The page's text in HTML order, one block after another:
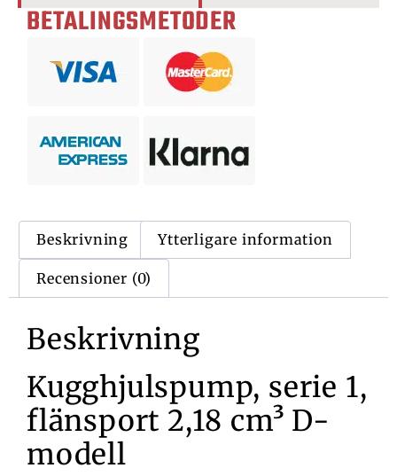
BETALINGSMETODER
Beskrivning Ytterligare information
Recensioner (0)
Beskrivning
Kugghjulspump, serie 1,
flänsport 2,18 cm³ D-
modell